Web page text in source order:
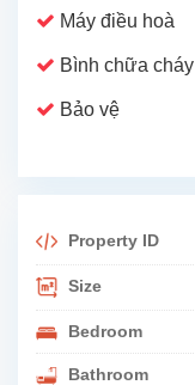
Máy điều hoà
Bình chữa cháy
Bảo vệ
Property ID
Size
Bedroom
Bathroom